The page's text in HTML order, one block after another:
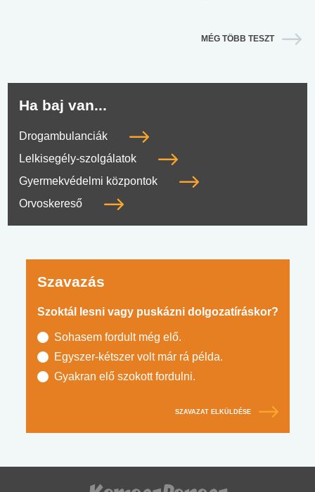
MÉG TÖBB TESZT
Ha baj van...
Drogambulanciák
Lelkisegély-szolgálatok
Gyermekvédelmi központok
Orvoskereső
Szavazás
Szoktál lesni vagy puskázni dolgozatíráskor?
Sohasem fordult még elő.
Egyszer-kétszer volt már rá példa.
Gyakran elő szokott fordulni.
SZAVAZAT ELKÜLDÉSE